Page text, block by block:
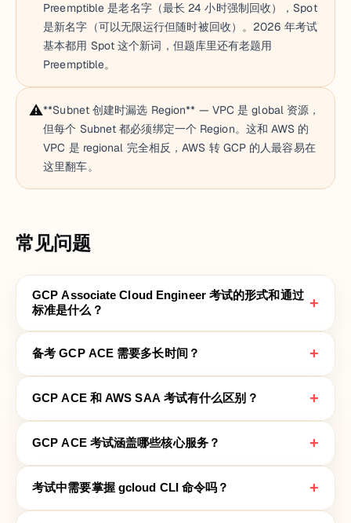
Preemptible 是老名字（最长 24 小时强制回收），Spot
是新名字（可以无限运行但随时被回收）。2026 年考试
基本都用 Spot 这个新词，但题库里还有老题用
Preemptible。
⚠️**Subnet 创建时漏选 Region** — VPC 是 global 资源，
但每个 Subnet 都必须绑定一个 Region。这和 AWS 的
VPC 是 regional 完全相反，AWS 转 GCP 的人最容易在
这里翻车。
常见问题
GCP Associate Cloud Engineer 考试的形式和通过
标准是什么？
+
备考 GCP ACE 需要多长时间？ +
GCP ACE 和 AWS SAA 考试有什么区别？ +
GCP ACE 考试涵盖哪些核心服务？ +
考试中需要掌握 gcloud CLI 命令吗？ +